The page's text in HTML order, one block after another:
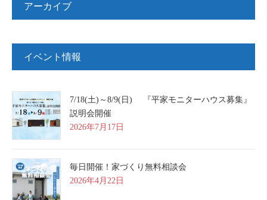
アーカイブ
イベント情報
7/18(土)～8/9(日) 『平家モニターハウス募集』
説明会開催
2026年7月17日
毎日開催！家づくり無料相談会
2026年4月22日